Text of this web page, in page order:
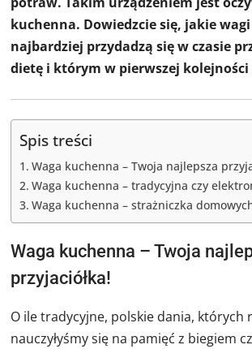
kuchenna. Dowiedzcie się, jakie
najbardziej przydadzą się w czasie
dietę i którym w pierwszej
Spis treści
Waga kuchenna – Twoja najlepsza
Waga kuchenna – tradycyjna czy
Waga kuchenna – strażniczka
Waga kuchenna – Twoja
przyjaciółka!
O ile tradycyjne, polskie dania, których
nauczyłyśmy się na pamięć z biegiem